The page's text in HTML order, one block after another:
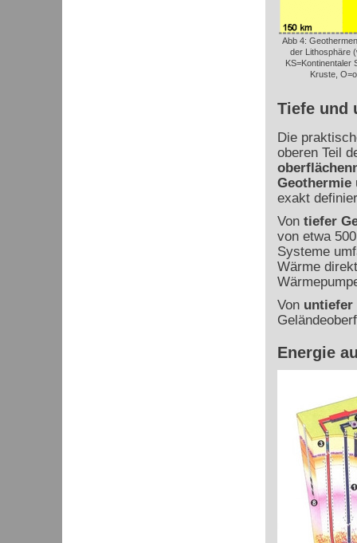
Abb 4:
der Lithosphäre
KS=Kontinentaler
Kruste,
Tiefe und
Die
oberen Teil
Geothermie
exakt
Von tiefer
von etwa
Systeme
Wärme
Von untiefer
Energie